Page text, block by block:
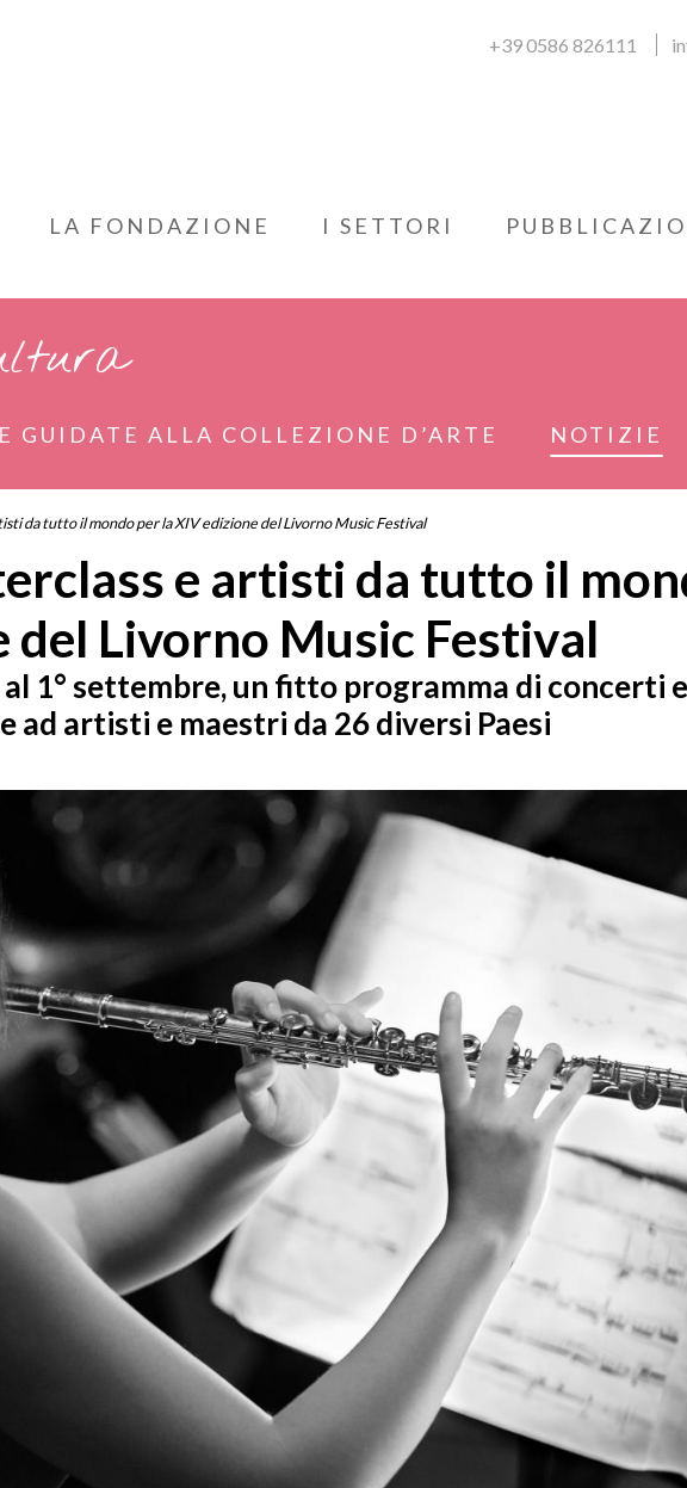
+39 0586 826111
LA FONDAZIONE I SETTORI
GUIDATE ALLA COLLEZIONE D’ARTE NOTIZIE
da tutto il mondo per la XIV edizione del Livorno Music Festival
e artisti da tutto il
del Livorno Music Festival
1° settembre, un fitto programma di concerti
ad artisti e maestri da 26 diversi Paesi